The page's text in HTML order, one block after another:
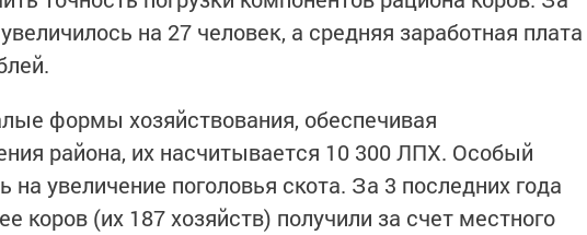
на 27 человек, а средняя заработная плата
формы хозяйствования, обеспечивая
района, их насчитывается 10 300 ЛПХ. Особый
на увеличение поголовья скота. За 3 последних года
коров (их 187 хозяйств) получили за счет местного